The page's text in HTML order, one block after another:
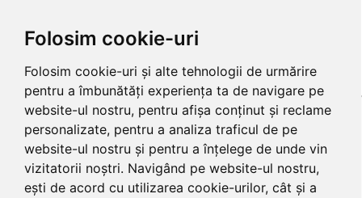
Folosim cookie-uri
Folosim cookie-uri și alte tehnologii de urmărire
pentru a îmbunătăți experiența ta de navigare pe
website-ul nostru, pentru afișa conținut și reclame
personalizate, pentru a analiza traficul de pe
website-ul nostru și pentru a înțelege de unde vin
vizitatorii noștri. Navigând pe website-ul nostru,
ești de acord cu utilizarea cookie-urilor, cât și a